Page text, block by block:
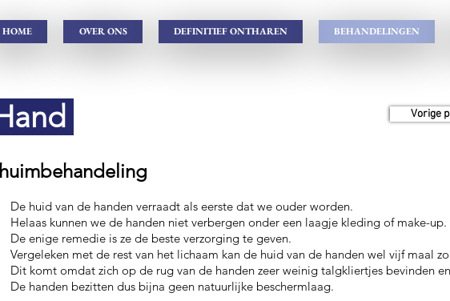
HOME OVER ONS DEFINITIEF ONTHAREN BEHANDELINGEN
Vorige
De huid van de handen verraadt als eerste dat we ouder worden.
Helaas kunnen we de handen niet verbergen onder een laagje kleding of make-up.
De enige remedie is ze de beste verzorging te geven.
Vergeleken met de rest van het lichaam kan de huid van de handen wel vijf maal
Dit komt omdat zich op de rug van de handen zeer weinig talgkliertjes bevinden
De handen bezitten dus bijna geen natuurlijke beschermlaag.